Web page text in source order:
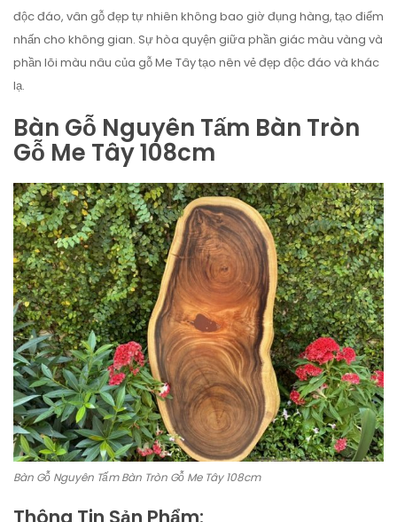
độc đáo, vân gỗ đẹp tự nhiên không bao giờ đụng hàng, tạo điểm
nhấn cho không gian. Sự hòa quyện giữa phần giác màu vàng và
phần lõi màu nâu của gỗ Me Tây tạo nên vẻ đẹp độc đáo và khác
lạ.
Bàn Gỗ Nguyên Tấm Bàn Tròn
Gỗ Me Tây 108cm
Bàn Gỗ Nguyên Tấm Bàn Tròn Gỗ Me Tây 108cm
Thông Tin Sản Phẩm: